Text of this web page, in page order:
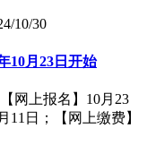
10/30
10月23日开始
网上报名】10月23
11日；【网上缴费】